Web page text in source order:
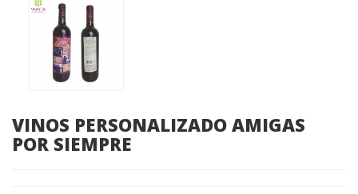
VINOS PERSONALIZADO AMIGAS
POR SIEMPRE